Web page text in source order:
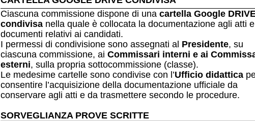
Ciascuna commissione dispone di una cartella Google
condivisa nella quale è collocata la documentazione agli atti
documenti relativi ai candidati.
I permessi di condivisione sono assegnati al Presidente, su
ciascuna commissione, ai Commissari interni e ai
esterni, sulla propria sottocommissione (classe).
Le medesime cartelle sono condivise con l’Ufficio didattica
consentire l’acquisizione della documentazione ufficiale da
conservare agli atti e da trasmettere secondo le procedure.
SORVEGLIANZA PROVE SCRITTE